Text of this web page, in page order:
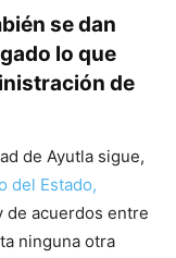
se dan
lo que
de
de Ayutla sigue,
del Estado,
de acuerdos entre
ninguna otra